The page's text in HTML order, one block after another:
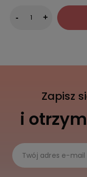
- +
Zapisz
i
Twój adres e-mail